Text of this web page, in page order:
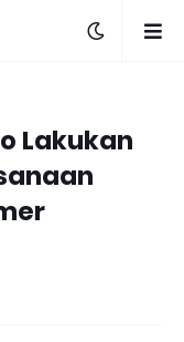
Lakukan